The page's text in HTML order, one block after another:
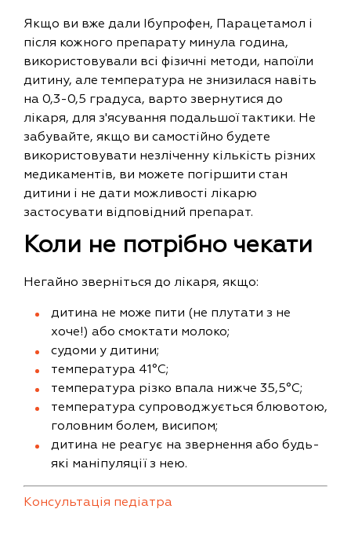
Якщо ви вже дали Ібупрофен, Парацетамол і
після кожного препарату минула година,
використовували всі фізичні методи, напоїли
дитину, але температура не знизилася навіть
на 0,3-0,5 градуса, варто звернутися до
лікаря, для з'ясування подальшої тактики. Не
забувайте, якщо ви самостійно будете
використовувати незліченну кількість різних
медикаментів, ви можете погіршити стан
дитини і не дати можливості лікарю
застосувати відповідний препарат.
Коли не потрібно чекати
Негайно зверніться до лікаря, якщо:
дитина не може пити (не плутати з не
хоче!) або смоктати молоко;
судоми у дитини;
температура 41°C;
температура різко впала нижче 35,5°C;
температура супроводжується блювотою,
головним болем, висипом;
дитина не реагує на звернення або будь-
які маніпуляції з нею.
Консультація педіатра